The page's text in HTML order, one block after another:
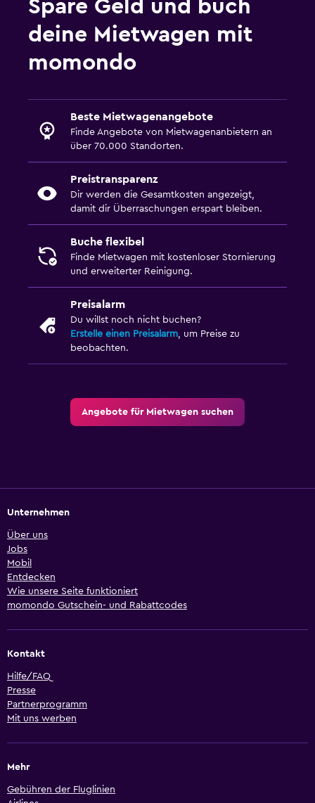
Spare Geld und buch
deine Mietwagen mit
momondo
Beste Mietwagenangebote
Finde Angebote von Mietwagenanbietern an
über 70.000 Standorten.
Preistransparenz
Dir werden die Gesamtkosten angezeigt,
damit dir Überraschungen erspart bleiben.
Buche flexibel
Finde Mietwagen mit kostenloser Stornierung
und erweiterter Reinigung.
Preisalarm
Du willst noch nicht buchen?
Erstelle einen Preisalarm, um Preise zu
beobachten.
Angebote für Mietwagen suchen
Unternehmen
Über uns
Jobs
Mobil
Entdecken
Wie unsere Seite funktioniert
momondo Gutschein- und Rabattcodes
Kontakt
Hilfe/FAQ
Presse
Partnerprogramm
Mit uns werben
Mehr
Gebühren der Fluglinien